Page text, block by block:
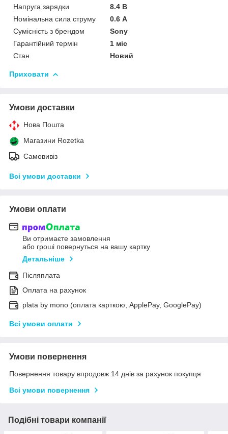
Напруга зарядки
8.4 В
Номінальна сила струму
0.6 А
Сумісність з брендом
Sony
Гарантійний термін
1 міс
Стан
Новий
Приховати
Умови доставки
Нова Пошта
Магазини Rozetka
Самовивіз
Всі умови доставки
Умови оплати
Ви отримаєте замовлення
або гроші повернуться на вашу картку
Детальніше
Післяплата
Оплата на рахунок
plata by mono (оплата карткою, ApplePay, GooglePay)
Всі умови оплати
Умови повернення
Повернення товару впродовж 14 днів за рахунок покупця
Всі умови повернення
Подібні товари компанії